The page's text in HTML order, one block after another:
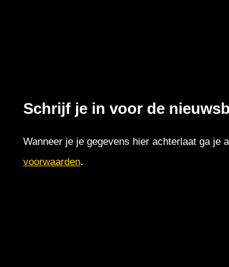
Schrijf je in voor de
Wanneer je je gegevens hier achterlaat ga je
voorwaarden.